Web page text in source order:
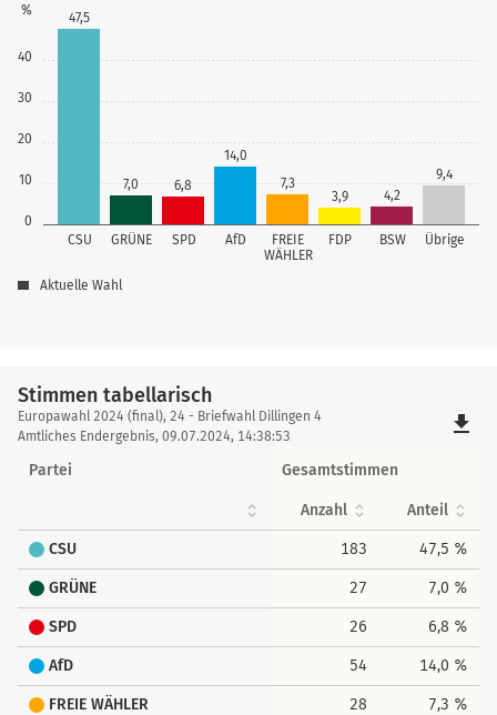
0
10
20
30
40
%
CSU GRÜNE SPD AfD
FREIE
WÄHLER
FDP BSW Übrige
47,5
7,0 6,8
14,0
7,3
3,9
4,2
9,4
Aktuelle Wahl
Stimmen tabellarisch
Stimmen
tabellarisch
Europawahl 2024 (final), 24 - Briefwahl Dillingen 4
Amtliches Endergebnis, 09.07.2024, 14:38:53
file_download
Partei Gesamtstimmen
Anzahl Anteil
CSU 183 47,5 %
GRÜNE 27 7,0 %
SPD 26 6,8 %
AfD 54 14,0 %
FREIE WÄHLER 28 7,3 %